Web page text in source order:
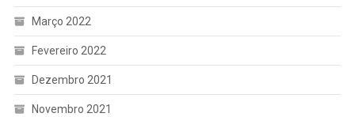
Março 2022
Fevereiro 2022
Dezembro 2021
Novembro 2021